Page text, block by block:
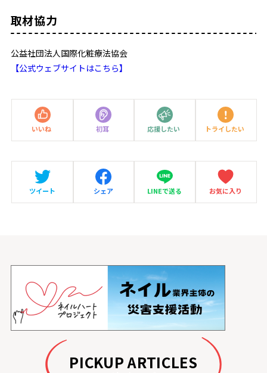
取材協力
公益社団法人国際化粧療法協会
【公式ウェブサイトはこちら】
いいね 初耳 応援したい トライしたい
ツイート シェア LINEで送る お気に入り
PICKUP ARTICLES